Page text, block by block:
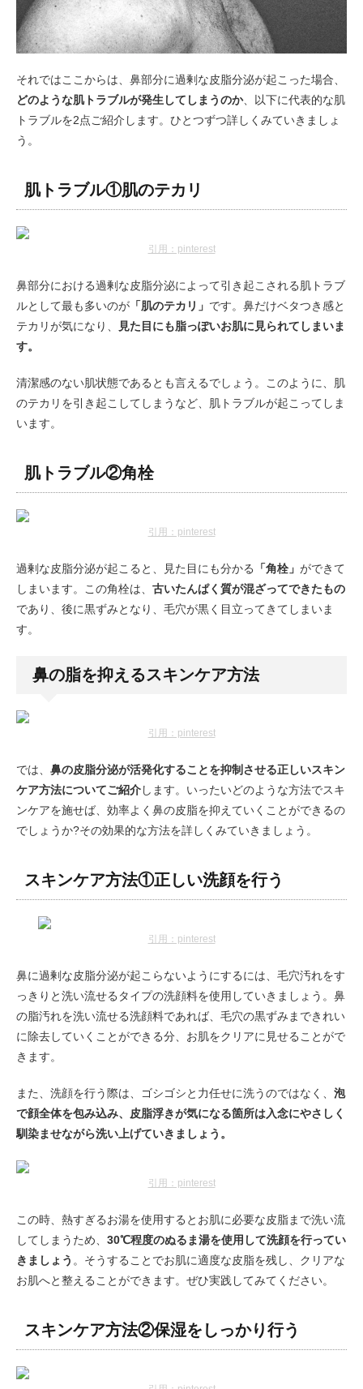
それではここからは、鼻部分に過剰な皮脂分泌が起こった場合、
どのような肌トラブルが発生してしまうのか、以下に代表的な肌
トラブルを2点ご紹介します。ひとつずつ詳しくみていきましょ
う。
肌トラブル①肌のテカリ
引用：pinterest
鼻部分における過剰な皮脂分泌によって引き起こされる肌トラブ
ルとして最も多いのが 「肌のテカリ」 です。鼻だけベタつき感と
テカリが気になり、
見た目にも脂っぽいお肌に見られてしまいま
す。
清潔感のない肌状態であるとも言えるでしょう。このように、肌
のテカリを引き起こしてしまうなど、肌トラブルが起こってしま
います。
肌トラブル②角栓
引用：pinterest
過剰な皮脂分泌が起こると、見た目にも分かる 「角栓」 ができて
しまいます。この角栓は、 古いたんぱく質が混ざってできたもの
であり、後に黒ずみとなり、毛穴が黒く目立ってきてしまいま
す。
鼻の脂を抑えるスキンケア方法
引用：pinterest
では、 鼻の皮脂分泌が活発化することを抑制させる正しいスキン
ケア方法についてご紹介します。いったいどのような方法でスキ
ンケアを施せば、効率よく鼻の皮脂を抑えていくことができるの
でしょうか?その効果的な方法を詳しくみていきましょう。
スキンケア方法①正しい洗顔を行う
引用：pinterest
鼻に過剰な皮脂分泌が起こらないようにするには、毛穴汚れをす
っきりと洗い流せるタイプの洗顔料を使用していきましょう。鼻
の脂汚れを洗い流せる洗顔料であれば、毛穴の黒ずみまできれい
に除去していくことができる分、お肌をクリアに見せることがで
きます。
また、洗顔を行う際は、ゴシゴシと力任せに洗うのではなく、 泡
で顔全体を包み込み、皮脂浮きが気になる箇所は入念にやさしく
馴染ませながら洗い上げていきましょう。
引用：pinterest
この時、熱すぎるお湯を使用するとお肌に必要な皮脂まで洗い流
してしまうため、 30℃程度のぬるま湯を使用して洗顔を行ってい
きましょう 。そうすることでお肌に適度な皮脂を残し、クリアな
お肌へと整えることができます。ぜひ実践してみてください。
スキンケア方法②保湿をしっかり行う